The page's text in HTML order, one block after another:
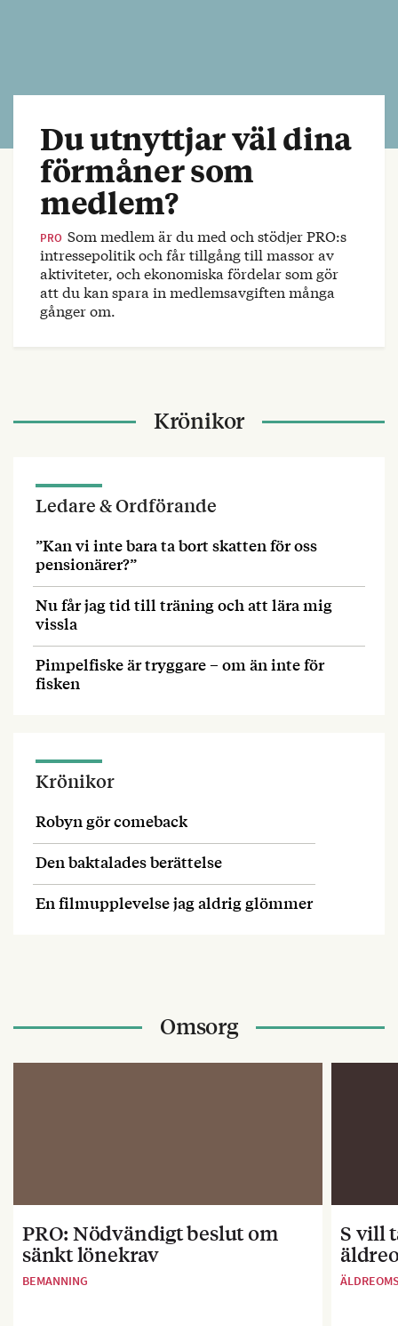
Du utnyttjar väl dina
förmåner som
medlem?
PRO Som medlem är du med och stödjer PRO:s
intressepolitik och får tillgång till massor av
aktiviteter, och ekonomiska fördelar som gör
att du kan spara in medlemsavgiften många
gånger om.
Krönikor
Ledare & Ordförande
”Kan vi inte bara ta bort skatten för oss
pensionärer?”
Nu får jag tid till träning och att lära mig
vissla
Pimpelfiske är tryggare – om än inte för
fisken
Krönikor
Robyn gör comeback
Den baktalades berättelse
En filmupplevelse jag aldrig glömmer
Omsorg
PRO: Nödvändigt beslut om
sänkt lönekrav
BEMANNING
S vill